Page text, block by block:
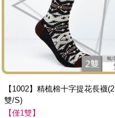
【1002】精梳棉十字提花長襪(2
雙/S)
【僅1雙】